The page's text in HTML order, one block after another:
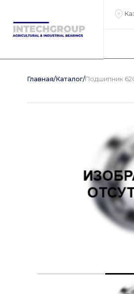
Главная/Каталог/Подшипник